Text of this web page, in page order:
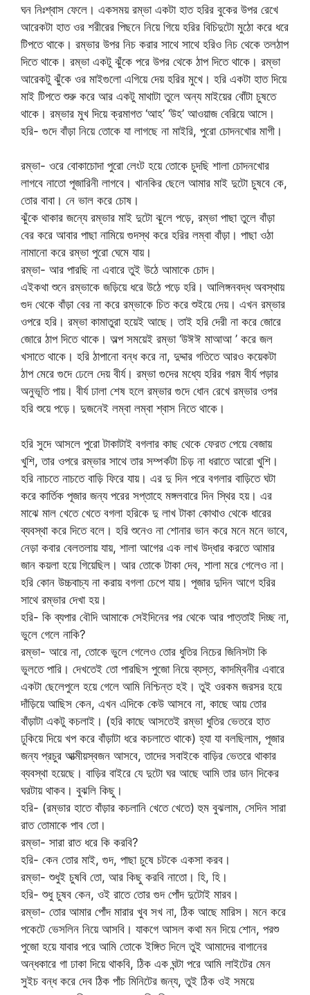
ঘন নিঃশ্বাস ফেলে। একসময় রম্ভা একটা হাত হরির বুকের উপর রেখে
আরেকটা হাত ওর শরীরের পিছনে নিয়ে গিয়ে হরির বিচিদুটো মুঠো করে ধরে
টিপতে থাকে। রম্ভার উপর নিচ করার সাথে সাথে হরিও নিচ থেকে তলঠাপ
দিতে থাকে। রম্ভা একটু ঝুঁকে পরে উপর থেকে ঠাপ দিতে থাকে। রম্ভা
আরেকটু ঝুঁকে ওর মাইগুলো এগিয়ে দেয় হরির মুখে। হরি একটা হাত দিয়ে
মাই টিপতে শুরু করে আর একটু মাথাটা তুলে অন্য মাইয়ের বোঁটা চুষতে
থাকে। রম্ভার মুখ দিয়ে ক্রমাগত ‘আহ’ ‘উহ’ আওয়াজ বেরিয়ে আসে।
হরি- গুদে বাঁড়া নিয়ে তোকে যা লাগছে না মাইরি, পুরো চোদনখোর মাগী।
রম্ভা- ওরে বোকাচোদা পুরো লেংট হয়ে তোকে চুদছি শালা চোদনখোর
লাগবে নাতো পূজারিনী লাগবে। খানকির ছেলে আমার মাই দুটো চুষবে কে,
তোর বাবা। নে ভাল করে চোষ।
ঝুঁকে থাকার জন্যে রম্ভার মাই দুটো ঝুলে পড়ে, রম্ভা পাছা তুলে বাঁড়া
বের করে আবার পাছা নামিয়ে গুদস্থ করে হরির লম্বা বাঁড়া। পাছা ওঠা
নামানো করে রম্ভা পুরো ঘেমে যায়।
রম্ভা- আর পারছি না এবারে তুই উঠে আমাকে চোদ।
এইকথা শুনে রম্ভাকে জড়িয়ে ধরে উঠে পড়ে হরি। আলিঙ্গনবদ্ধ অবস্থায়
গুদ থেকে বাঁড়া বের না করে রম্ভাকে চিত করে শুইয়ে দেয়। এখন রম্ভার
ওপরে হরি। রম্ভা কামাতুরা হয়েই আছে। তাই হরি দেরী না করে জোরে
জোরে ঠাপ দিতে থাকে। অল্প সময়েই রম্ভা ‘উঈঈ মাআআ ’ করে জল
খসাতে থাকে। হরি ঠাপানো বন্ধ করে না, দুদ্দার গতিতে আরও কয়েকটা
ঠাপ মেরে গুদে ঢেলে দেয় বীর্য। রম্ভা গুদের মধ্যে হরির গরম বীর্য পড়ার
অনুভূতি পায়। বীর্য ঢালা শেষ হলে রম্ভার গুদে ধোন রেখে রম্ভার ওপর
হরি শুয়ে পড়ে। দুজনেই লম্বা লম্বা শ্বাস নিতে থাকে।
হরি সুদে আসলে পুরো টাকাটাই বগলার কাছ থেকে ফেরত পেয়ে বেজায়
খুশি, তার ওপরে রম্ভার সাথে তার সম্পর্কটা চিড় না ধরাতে আরো খুশি।
হরি নাচতে নাচতে বাড়ি ফিরে যায়। এর দু দিন পরে বগলার বাড়িতে ঘটা
করে কার্তিক পূজার জন্য পরের সপ্তাহে মঙ্গলবারে দিন স্থির হয়। এর
মাঝে মাল খেতে খেতে বগলা হরিকে দু লাখ টাকা কোথাও থেকে ধারের
ব্যবস্থা করে দিতে বলে। হরি শুনেও না শোনার ভান করে মনে মনে ভাবে,
নেড়া কবার বেলতলায় যায়, শালা আগের এক লাখ উদ্ধার করতে আমার
জান কয়লা হয়ে গিয়েছিল। আর তোকে টাকা দেব, শালা মরে গেলেও না।
হরি কোন উচ্চবাচ্য না করায় বগলা চেপে যায়। পূজার দুদিন আগে হরির
সাথে রম্ভার দেখা হয়।
হরি- কি ব্যপার বৌদি আমাকে সেইদিনের পর থেকে আর পাত্তাই দিচ্ছ না,
ভুলে গেলে নাকি?
রম্ভা- আরে না, তোকে ভুলে গেলেও তোর ধুতির নিচের জিনিসটা কি
ভুলতে পারি। দেখতেই তো পারছিস পুজো নিয়ে ব্যস্ত, কাদম্বিনীর এবারে
একটা ছেলেপুলে হয়ে গেলে আমি নিশ্চিন্ত হই। তুই ওরকম জরসর হয়ে
দাঁড়িয়ে আছিস কেন, এখন এদিকে কেউ আসবে না, কাছে আয় তোর
বাঁড়াটা একটু কচলাই। (হরি কাছে আসতেই রম্ভা ধুতির ভেতরে হাত
ঢুকিয়ে দিয়ে খপ করে বাঁড়াটা ধরে কচলাতে থাকে) হ্যা যা বলছিলাম, পূজার
জন্য প্রচুর আত্মীয়স্বজন আসবে, তাদের সবাইকে বাড়ির ভেতরে থাকার
ব্যবস্থা হয়েছে। বাড়ির বাইরে যে দুটো ঘর আছে আমি তার ডান দিকের
ঘরটায় থাকব। বুঝলি কিছু।
হরি- (রম্ভার হাতে বাঁড়ার কচলানি খেতে খেতে) হুম বুঝলাম, সেদিন সারা
রাত তোমাকে পাব তো।
রম্ভা- সারা রাত ধরে কি করবি?
হরি- কেন তোর মাই, গুদ, পাছা চুষে চটকে একসা করব।
রম্ভা- শুধুই চুষবি তো, আর কিছু করবি নাতো। হি, হি।
হরি- শুধু চুষব কেন, ওই রাতে তোর গুদ পোঁদ দুটোই মারব।
রম্ভা- তোর আমার পোঁদ মারার খুব সখ না, ঠিক আছে মারিস। মনে করে
পকেটে ভেসলিন নিয়ে আসবি। যাকগে আসল কথা মন দিয়ে শোন, পরশু
পুজো হয়ে যাবার পরে আমি তোকে ইঙ্গিত দিলে তুই আমাদের বাগানের
অন্ধকারে গা ঢাকা দিয়ে থাকবি, ঠিক এক ঘন্টা পরে আমি লাইটের মেন
সুইচ বন্ধ করে দেব ঠিক পাঁচ মিনিটের জন্য, তুই ঠিক ওই সময়ে